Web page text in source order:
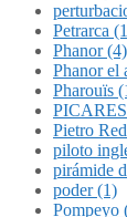
Petrarca
Phanor (4)
Phanor el
Pharouïs
Pietro
piloto
pirámide
poder (1)
Pompeyo